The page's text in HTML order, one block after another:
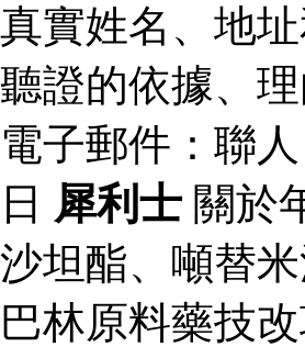
真實姓名、地
聽證的依據、
電子郵件：聯
日 犀利士 關於
沙坦酯、噸替
巴林原料藥技